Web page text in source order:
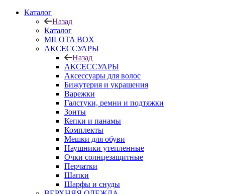
Каталог
Назад
Каталог
MILOTA BOX
АКСЕССУАРЫ
Назад
АКСЕССУАРЫ
Аксессуары для волос
Бижутерия и украшения
Варежки
Галстуки, ремни и подтяжки
Зонты
Кепки и панамы
Комплекты
Мешки для обуви
Наушники утепленные
Очки солнцезащитные
Перчатки
Шапки
Шарфы и снуды